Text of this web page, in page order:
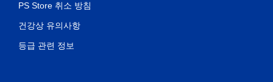
PS Store 취소 방침
건강상 유의사항
등급 관련 정보